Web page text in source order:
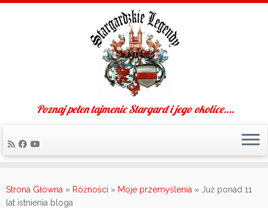
to
content
Poznaj pełen tajmenic Stargard i jego okolice….
Strona Główna » Różności » Moje przemyślenia » Już ponad 11
lat istnienia bloga